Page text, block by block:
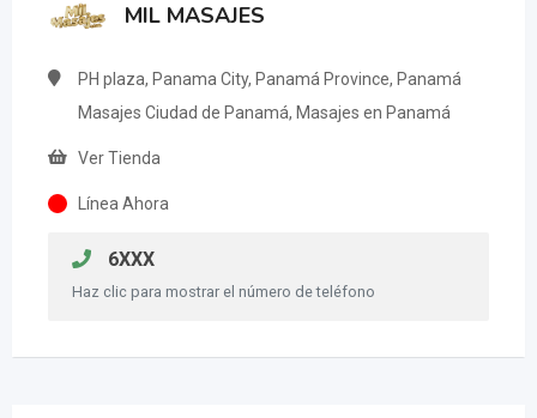
MIL MASAJES
PH plaza, Panama City, Panamá Province, Panamá
Masajes Ciudad de Panamá, Masajes en Panamá
Ver Tienda
Línea Ahora
6XXX
Haz clic para mostrar el número de teléfono